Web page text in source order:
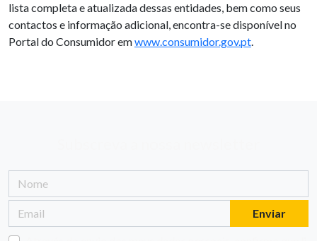
lista completa e atualizada dessas entidades, bem como seus
contactos e informação adicional, encontra-se disponível no
Portal do Consumidor emwww.consumidor.gov.pt.
Enviar